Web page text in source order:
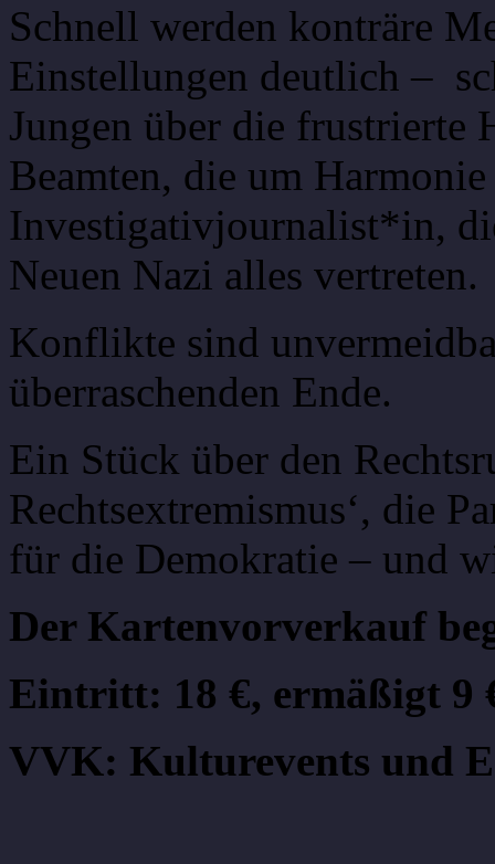
Schnell werden konträre
Einstellungen deutlich –
Jungen über die frustrierte
Beamten, die um
Investigativjournalist*in,
Neuen Nazi alles vertreten.
Konflikte sind
überraschenden Ende.
Ein Stück über den
Rechtsextremismus‘, die
für die Demokratie – und
Der Kartenvorverkauf
Eintritt: 18 €, ermäßigt 9
VVK: Kulturevents und